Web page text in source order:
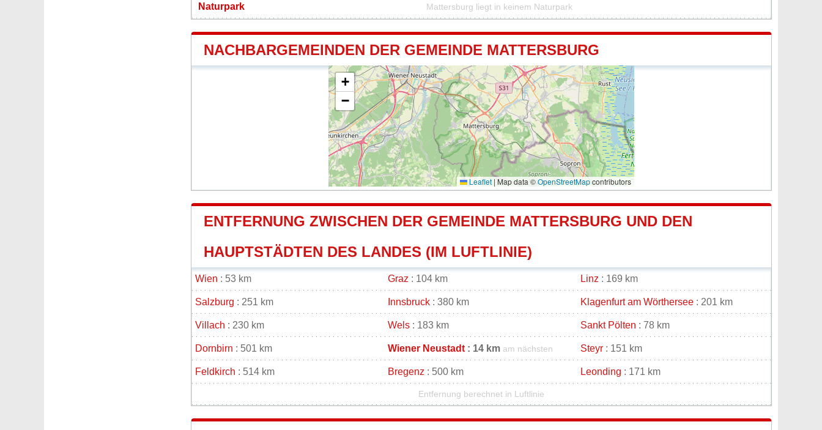
Naturpark Mattersburg liegt in keinem Naturpark
NACHBARGEMEINDEN DER GEMEINDE MATTERSBURG
+
−
Leaflet | Map data ©OpenStreetMapcontributors
ENTFERNUNG ZWISCHEN DER GEMEINDE MATTERSBURG UND DEN
HAUPTSTÄDTEN DES LANDES (IM LUFTLINIE)
Wien : 53 km Graz : 104 km Linz : 169 km
Salzburg : 251 km Innsbruck : 380 km Klagenfurt am Wörthersee : 201 km
Villach : 230 km Wels : 183 km Sankt Pölten : 78 km
Dornbirn : 501 km Wiener Neustadt : 14 km am nächsten Steyr : 151 km
Feldkirch : 514 km Bregenz : 500 km Leonding : 171 km
Entfernung berechnet in Luftlinie